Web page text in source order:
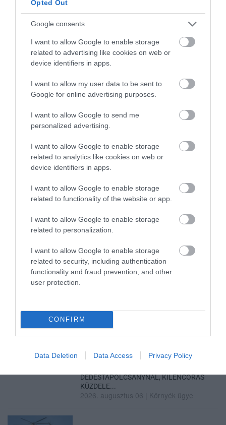
Opted Out
Google consents
I want to allow Google to enable storage
related to advertising like cookies on web or
device identifiers in apps.
I want to allow my user data to be sent to
Google for online advertising purposes.
I want to allow Google to send me
personalized advertising.
I want to allow Google to enable storage
related to analytics like cookies on web or
device identifiers in apps.
I want to allow Google to enable storage
related to functionality of the website or app.
I want to allow Google to enable storage
related to personalization.
I want to allow Google to enable storage
related to security, including authentication
functionality and fraud prevention, and other
user protection.
CONFIRM
Data Deletion Data Access Privacy Policy
2026. augusztus 06|Riasztó
„NEM TETTÜNK NYOMÁST A FIUNKRA” –
EGY EGRI CSALÁD TÖRTÉNE...
ÚJ HŰTŐRENDSZER A MARKHOT FERENC
KÓRHÁZBAN: TÖBB MINT 70 ...
Eger ügye
HOLTAN SZÁLLÍTOTTÁK HAZA A 80 ÉVES
ASSZONYT A HATVANI KÓR...
GÁRDONYI MESEKERT VÁRJA A
Programok
SZÉLERŐMŰVI PÁLYÁZATOKAT, M...
2026. augusztus 06
DÉDESTAPOLCSÁNYNÁL, KILENCÓRÁS
KÜZDELE...
2026. augusztus 06 Környék ügye